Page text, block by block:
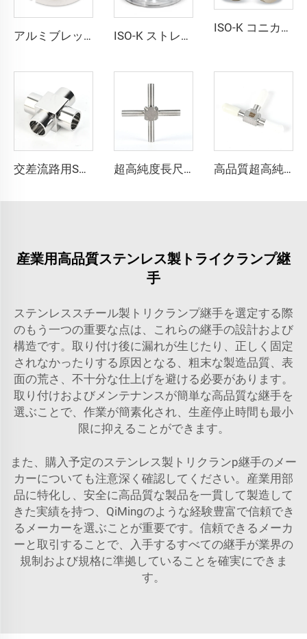
アルミブレッチクランプ KF16/KF25/KF40/KF50 真空フランジ 高品質真空クランプ継手 NW16/25/40/50 単純な高真空チャンバーポット用 ISO-K ストレートレデューサー ISO80xISO63-ISO160xISO100 SS304/SS316L 高品質ステンレス鋼真空継手フランジ 半導体用
ISO-K コニカルレデューサー溶接真空フランジ ISO80xISO63-ISO100xISO80 SS304/SS316L ステンレス鋼 高品質真空継手
交差流路用SS316L超高純度溶接継手交差部マイクロ溶接継手を提供スムーズなステンレス鋼超高純度溶接継手 超高純度長尺溶接継手 SS316L クロス溶接継手 超高純度ステンレス鋼長尺クロス溶接継手 超高純度チューブ 高品質超高純度チューブ SS316L 長尺ティー 長尺溶接継手 UHP自動オービタルステンレス鋼ウェルディングティー継手
産業用高品質ステンレス製トライクランプ継
手
ステンレススチール製トリクランプ継手を選定する際
のもう一つの重要な点は、これらの継手の設計および
構造です。取り付け後に漏れが生じたり、正しく固定
されなかったりする原因となる、粗末な製造品質、表
面の荒さ、不十分な仕上げを避ける必要があります。
取り付けおよびメンテナンスが簡単な高品質な継手を
選ぶことで、作業が簡素化され、生産停止時間も最小
限に抑えることができます。
また、購入予定のステンレス製トリクランp継手のメー
カーについても注意深く確認してください。産業用部
品に特化し、安全に高品質な製品を一貫して製造して
きた実績を持つ、QiMingのような経験豊富で信頼でき
るメーカーを選ぶことが重要です。信頼できるメーカ
ーと取引することで、入手するすべての継手が業界の
規制および規格に準拠していることを確実にできま
す。